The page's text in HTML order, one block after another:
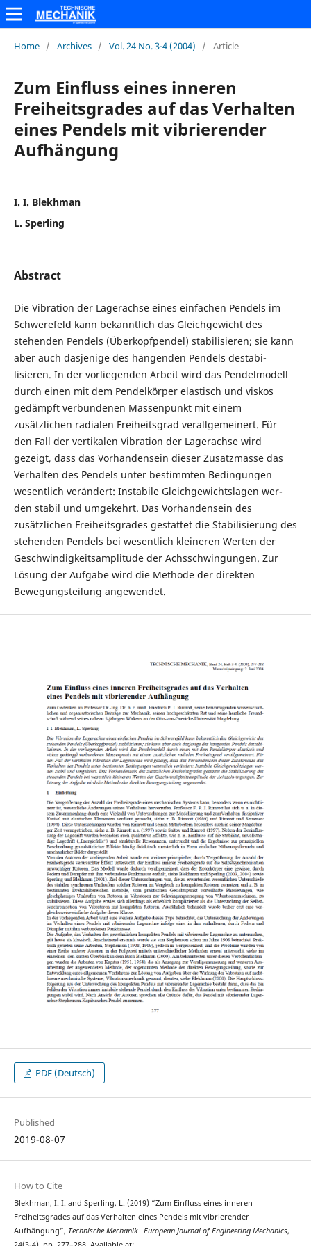
Home / Archives / Vol. 24 No. 3-4 (2004) / Article
Zum Einfluss eines inneren
Freiheitsgrades auf das Verhalten
eines Pendels mit vibrierender
Aufhängung
I. I. Blekhman
L. Sperling
Abstract
Die Vibration der Lagerachse eines einfachen Pendels im
Schwerefeld kann bekanntlich das Gleichgewicht des
stehenden Pendels (Überkopfpendel) stabilisieren; sie kann
aber auch dasjenige des hängenden Pendels destabi-
lisieren. In der vorliegenden Arbeit wird das Pendelmodell
durch einen mit dem Pendelkörper elastisch und viskos
gedämpft verbundenen Massenpunkt mit einem
zusätzlichen radialen Freiheitsgrad verallgemeinert. Für
den Fall der vertikalen Vibration der Lagerachse wird
gezeigt, dass das Vorhandensein dieser Zusatzmasse das
Verhalten des Pendels unter bestimmten Bedingungen
wesentlich verändert: Instabile Gleichgewichtslagen wer-
den stabil und umgekehrt. Das Vorhandensein des
zusätzlichen Freiheitsgrades gestattet die Stabilisierung des
stehenden Pendels bei wesentlich kleineren Werten der
Geschwindigkeitsamplitude der Achsschwingungen. Zur
Lösung der Aufgabe wird die Methode der direkten
Bewegungsteilung angewendet.
PDF (Deutsch)
Published
2019-08-07
How to Cite
Blekhman, I. I. and Sperling, L. (2019) “Zum Einfluss eines inneren
Freiheitsgrades auf das Verhalten eines Pendels mit vibrierender
Aufhängung”, Technische Mechanik - European Journal of Engineering Mechanics,